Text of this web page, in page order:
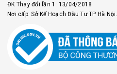
ĐK Thay đổi lần 1: 13/04/2018
Nơi cấp: Sở Kế Hoạch Đầu Tư TP Hà Nội.